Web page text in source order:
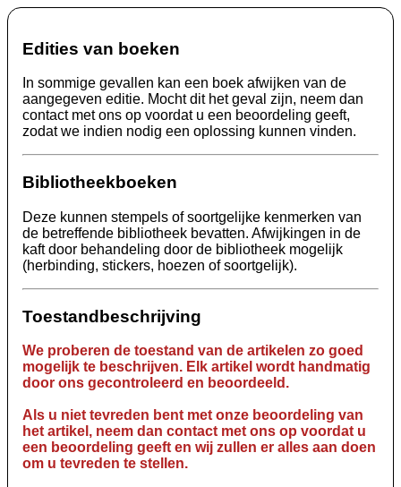
Edities van boeken
In sommige gevallen kan een boek afwijken van de
aangegeven editie. Mocht dit het geval zijn, neem dan
contact met ons op voordat u een beoordeling geeft,
zodat we indien nodig een oplossing kunnen vinden.
Bibliotheekboeken
Deze kunnen stempels of soortgelijke kenmerken van
de betreffende bibliotheek bevatten. Afwijkingen in de
kaft door behandeling door de bibliotheek mogelijk
(herbinding, stickers, hoezen of soortgelijk).
Toestandbeschrijving
We proberen de toestand van de artikelen zo goed
mogelijk te beschrijven. Elk artikel wordt handmatig
door ons gecontroleerd en beoordeeld.
Als u niet tevreden bent met onze beoordeling van
het artikel, neem dan contact met ons op voordat u
een beoordeling geeft en wij zullen er alles aan doen
om u tevreden te stellen.